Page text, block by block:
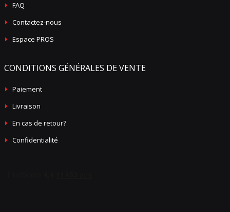
FAQ
Contactez-nous
Espace PROS
CONDITIONS GÉNÉRALES DE VENTE
Paiement
Livraison
En cas de retour?
Confidentialité